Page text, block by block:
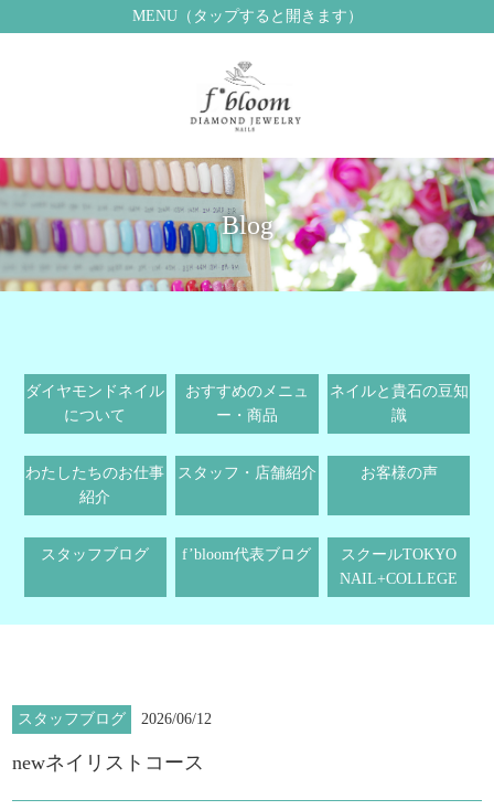
Blog
ダイヤモンドネイル
について
おすすめのメニュ
ー・商品
ネイルと貴石の豆知
識
わたしたちのお仕事
紹介
スタッフ・店舗紹介 お客様の声
スタッフブログ f’bloom代表ブログ
スクールTOKYO
NAIL+COLLEGE
スタッフブログ 2026/06/12
newネイリストコース
MENU（タップすると開きます）